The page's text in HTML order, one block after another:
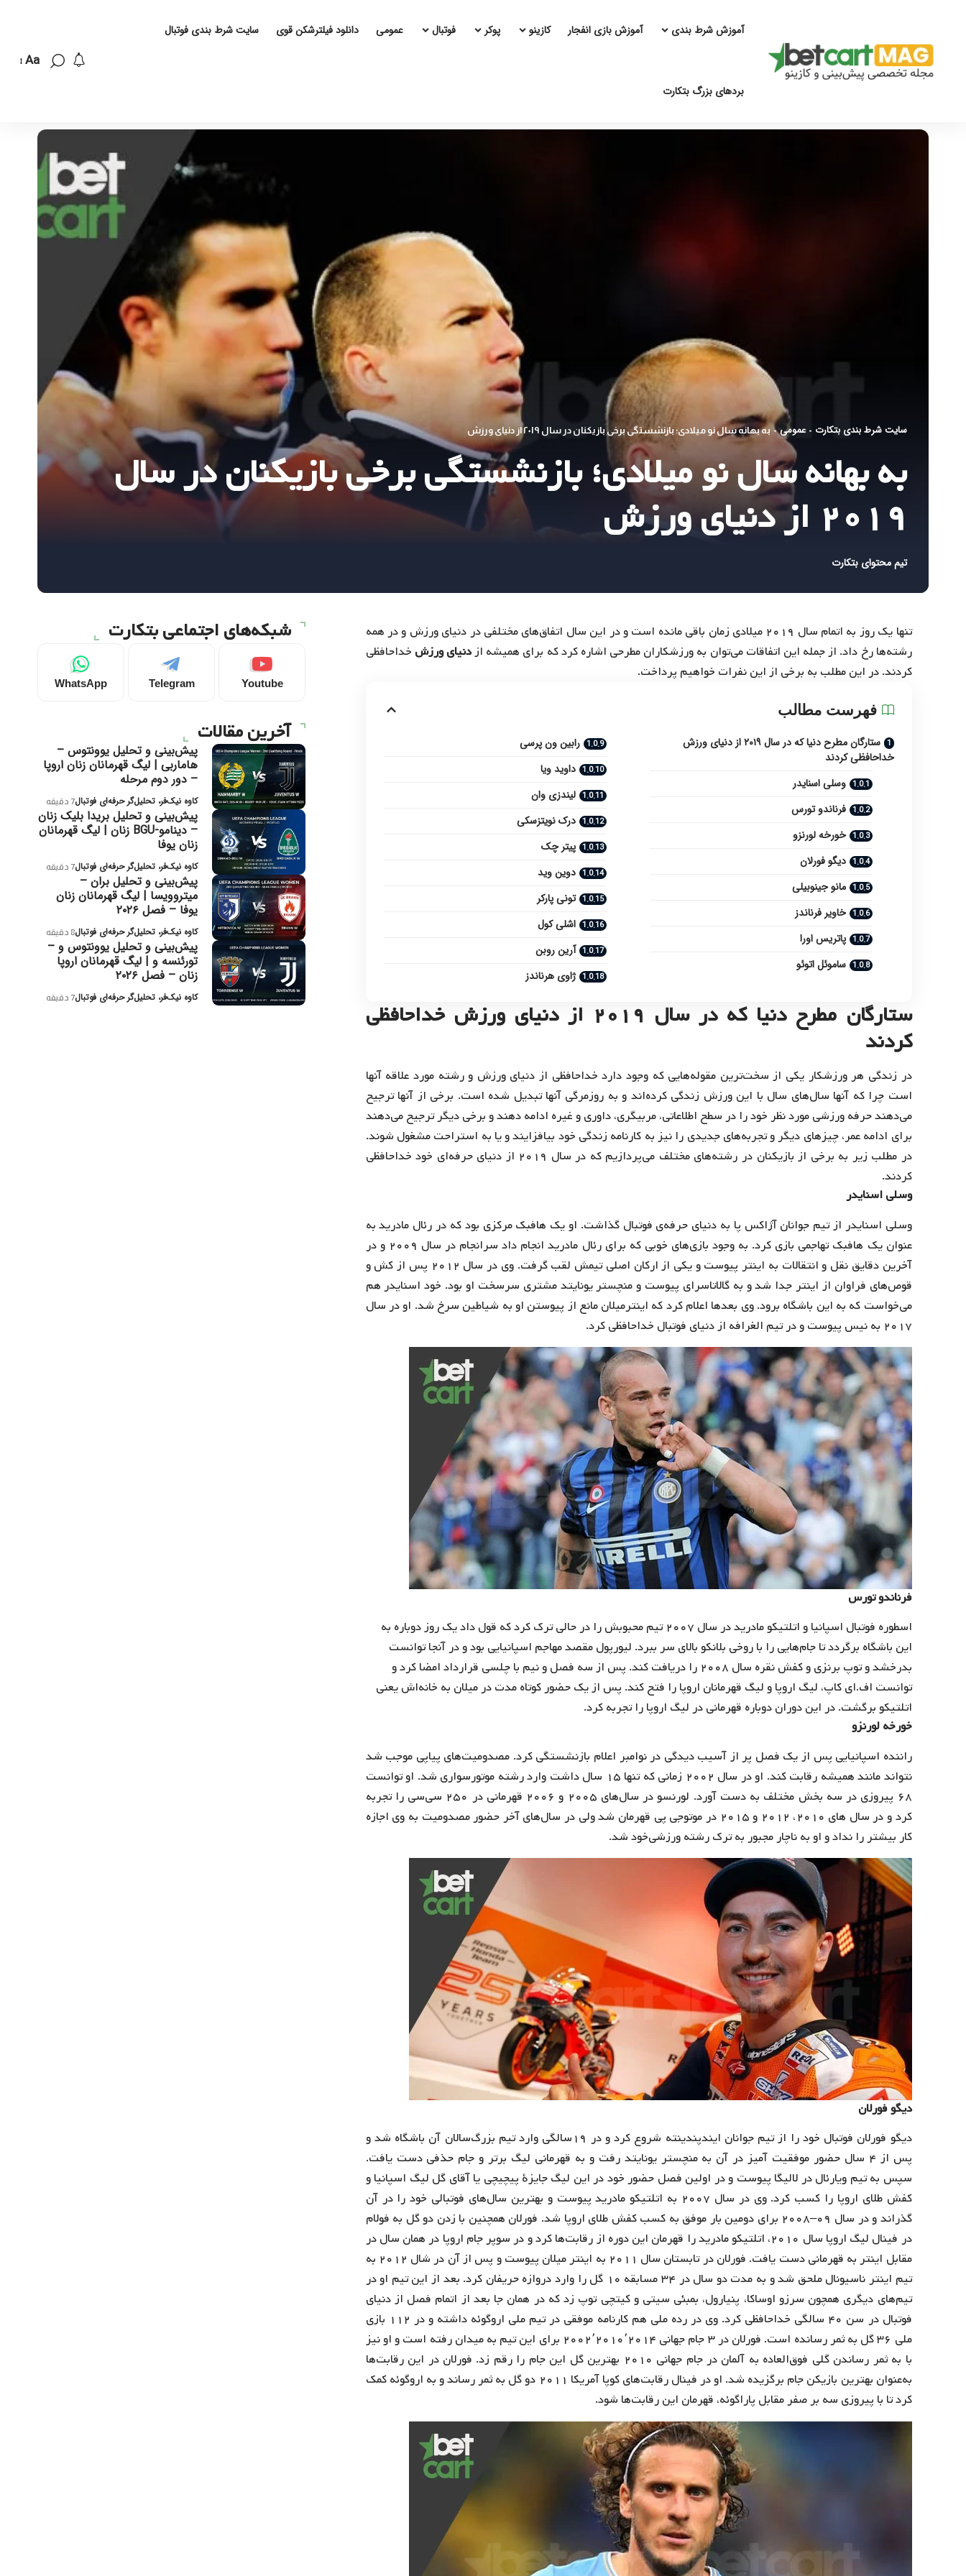
آموزش شرط بندی آموزش بازی انفجار کازینو پوکر فوتبال عمومی دانلود فیلترشکن قوی سایت شرط بندی فوتبال
بردهای بزرگ بتکارت
Aa
سایت شرط بندی بتکارت - عمومی - به بهانه سال نو میلادی؛ بازنشستگی برخی بازیکنان در سال ۲۰۱۹ از دنیای ورزش
به بهانه سال نو میلادی؛ بازنشستگی برخی بازیکنان در سال
۲۰۱۹ از دنیای ورزش
تیم محتوای بتکارت
تنها یک روز به اتمام سال ۲۰۱۹ میلادی زمان باقی مانده است و در این سال اتفاق‌های مختلفی در دنیای ورزش و در همه
رشته‌ها رخ داد. از جمله این اتفاقات می‌توان به ورزشکاران مطرحی اشاره کرد که برای همیشه ازدنیای ورزش خداحافظی
کردند. در این مطلب به برخی از این نفرات خواهیم پرداخت.
فهرست مطالب
ستارگان مطرح دنیا که در سال ۲۰۱۹ از دنیای ورزش
خداحافظی کردند
وسلی اسنایدر
فرناندو تورس
خورخه لورنزو
دیگو فورلان
مانو جینوبیلی
خاویر فرناندز
پاتریس اورا
ساموئل اتوئو
رابین ون پرسی
داوید ویا
لیندزی وان
درک نویتزسکی
پیتر چک
دوین وید
تونی پارکر
اشلی کول
آرین روبن
ژاوی هرناندز
ستارگان مطرح دنیا که در سال ۲۰۱۹ از دنیای ورزش خداحافظی
کردند
در زندگی هر ورزشکار یکی از سخت‌ترین مقوله‌هایی که وجود دارد خداحافظی از دنیای ورزش و رشته مورد علاقه آنها
است چرا که آنها سال‌های سال با این ورزش زندگی کرده‌اند و به روزمرگی آنها تبدیل شده است. برخی از آنها ترجیح
می‌دهند حرفه ورزشی مورد نظر خود را در سطح اطلاعاتی، مربیگری، داوری و غیره ادامه دهند و برخی دیگر ترجیح می‌دهند
برای ادامه عمر، چیزهای دیگر و تجربه‌های جدیدی را نیز به کارنامه زندگی خود بیافزایند و یا به استراحت مشغول شوند.
در مطلب زیر به برخی از بازیکنان در رشته‌های مختلف می‌پردازیم که در سال ۲۰۱۹ از دنیای حرفه‌ای خود خداحافظی
کردند.
وسلی اسنایدر
وسلی اسنایدر از تیم جوانان آژاکس پا به دنیای حرفه‌ی فوتبال گذاشت. او یک هافبک مرکزی بود که در رئال مادرید به
عنوان یک هافبک تهاجمی بازی کرد. به وجود بازی‌های خوبی که برای رئال مادرید انجام داد سرانجام در سال ۲۰۰۹ و در
آخرین دقایق نقل و انتقالات به اینتر پیوست و یکی از ارکان اصلی تیمش لقب گرفت. وی در سال ۲۰۱۲ پس از کش و
قوص‌های فراوان از اینتر جدا شد و به گالاتاسرای پیوست و منچستر یونایتد مشتری سرسخت او بود. خود اسنایدر هم
می‌خواست که به این باشگاه برود. وی بعدها اعلام کرد که اینترمیلان مانع از پیوستن او به شیاطین سرخ شد. او در سال
۲۰۱۷ به نیس پیوست و در تیم الغرافه از دنیای فوتبال خداحافظی کرد.
فرناندو تورس
اسطوره فوتبال اسپانیا و اتلتیکو مادرید در سال ۲۰۰۷ تیم محبوبش را در حالی ترک کرد که قول داد یک روز دوباره به
این باشگاه برگردد تا جام‌هایی را با روخی بلانکو بالای سر ببرد. لیورپول مقصد مهاجم اسپانیایی بود و در آنجا توانست
بدرخشد و توپ برنزی و کفش نقره سال ۲۰۰۸ را دریافت کند. پس از سه فصل و نیم با چلسی قرارداد امضا کرد و
توانست اف.ای کاپ، لیگ اروپا و لیگ قهرمانان اروپا را فتح کند. پس از یک حضور کوتاه مدت در میلان به خانه‌اش یعنی
اتلتیکو برگشت. در این دوران دوباره قهرمانی در لیگ اروپا را تجربه کرد.
خورخه لورنزو
راننده اسپانیایی پس از یک فصل پر از آسیب دیدگی در نوامبر اعلام بازنشستگی کرد. مصدومیت‌های پیاپی موجب شد
نتواند مانند همیشه رقابت کند. او در سال ۲۰۰۲ زمانی که تنها ۱۵ سال داشت وارد رشته موتورسواری شد. او توانست
۶۸ پیروزی در سه بخش مختلف به دست آورد. لورنسو در سال‌های ۲۰۰۵ و ۲۰۰۶ قهرمانی در ۲۵۰ سی‌سی را تجربه
کرد و در سال های ۲۰۱۰، ۲۰۱۲ و ۲۰۱۵ در موتوجی پی قهرمان شد ولی در سال‌های آخر حضور مصدومیت به وی اجازه
کار بیشتر را نداد و او به ناچار مجبور به ترک رشته ورزشی‌خود شد.
دیگو فورلان
دیگو فورلان فوتبال خود را از تیم جوانان ایندپندینته شروع کرد و در ۱۹سالگی وارد تیم بزرگ‌سالان آن باشگاه شد و
پس از ۴ سال حضور موفقیت‌ آمیز در آن به منچستر یونایتد رفت و به قهرمانی لیگ برتر و جام حذفی دست یافت.
سپس به تیم ویارئال در لالیگا پیوست و در اولین فصل حضور خود در این لیگ جایزهٔ پیچیچی یا آقای گل لیگ اسپانیا و
کفش طلای اروپا را کسب کرد. وی در سال ۲۰۰۷ به اتلتیکو مادرید پیوست و بهترین سال‌های فوتبالی خود را در آن
گذراند و در سال ۰۹–۲۰۰۸ برای دومین بار موفق به کسب کفش طلای اروپا شد. فورلان همچنین با زدن دو گل به فولام
در فینال لیگ اروپا سال ۲۰۱۰، اتلتیکو مادرید را قهرمان این دوره از رقابت‌ها کرد و در سوپر جام اروپا در همان سال در
مقابل اینتر به قهرمانی دست یافت. فورلان در تابستان سال ۲۰۱۱ به اینتر میلان پیوست و پس از آن در شال ۲۰۱۲ به
تیم اینتر ناسیونال ملحق شد و به مدت دو سال در ۳۴ مسابقه ۱۰ گل را وارد دروازه حریفان کرد. بعد از این تیم او در
تیم‌های دیگری همچون سرزو اوساکا، پنیارول، بمبئی سیتی و کیتچی توپ زد که در همان جا بعد از اتمام فصل از دنیای
فوتبال در سن ۴۰ سالگی خداحافظی کرد. وی در رده ملی هم کارنامه موفقی در تیم ملی اروگوئه داشته و در ۱۱۲ بازی
ملی ۳۶ گل به ثمر رسانده‌ است. فورلان در ۳ جام جهانی ۲۰۰۲٬۲۰۱۰٬۲۰۱۴ برای این تیم به میدان رفته‌ است و او نیز
با به ثمر رساندن گلی فوق‌العاده به آلمان در جام جهانی ۲۰۱۰ بهترین گل این جام را رقم زد. فورلان در این رقابت‌ها
به‌عنوان بهترین بازیکن جام برگزیده شد. او در فینال رقابت‌های کوپا آمریکا ۲۰۱۱ دو گل به ثمر رساند و به اروگوئه کمک
کرد تا با پیروزی سه بر صفر مقابل پاراگوئه، قهرمان این رقابت‌ها شود.
شبکه‌های اجتماعی بتکارت
Youtube
Telegram
WhatsApp
آخرین مقالات
پیش‌بینی و تحلیل یوونتوس –
هاماربی | لیگ قهرمانان زنان اروپا
– دور دوم مرحله
کاوه نیک‌فر، تحلیل‌گر حرفه‌ای فوتبال7 دقیقه
پیش‌بینی و تحلیل بریدا بلیک زنان
– دینامو-BGU زنان | لیگ قهرمانان
زنان یوفا
کاوه نیک‌فر، تحلیل‌گر حرفه‌ای فوتبال7 دقیقه
پیش‌بینی و تحلیل بران –
میتروویسا | لیگ قهرمانان زنان
یوفا – فصل ۲۰۲۶
کاوه نیک‌فر، تحلیل‌گر حرفه‌ای فوتبال8 دقیقه
پیش‌بینی و تحلیل یوونتوس و –
تورئنسه و | لیگ قهرمانان اروپا
زنان – فصل ۲۰۲۶
کاوه نیک‌فر، تحلیل‌گر حرفه‌ای فوتبال7 دقیقه